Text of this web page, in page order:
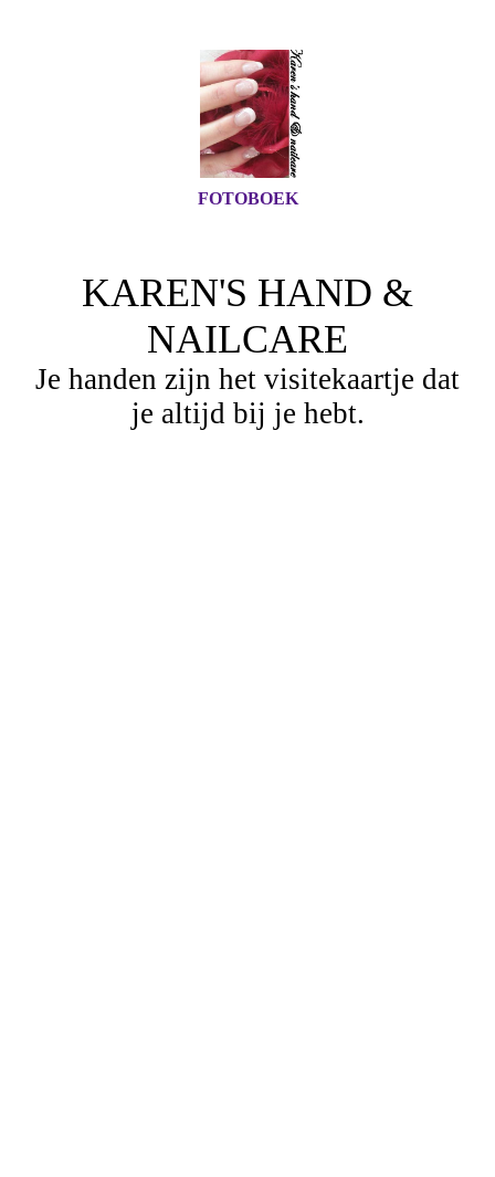
FOTOBOEK
KAREN'S HAND &
NAILCARE
Je handen zijn het visitekaartje dat
je altijd bij je hebt.